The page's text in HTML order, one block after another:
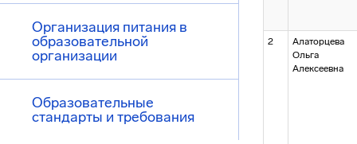
Организация питания в
образовательной
организации
Образовательные
стандарты и требования
2
Алаторцева
Ольга
Алексеевна